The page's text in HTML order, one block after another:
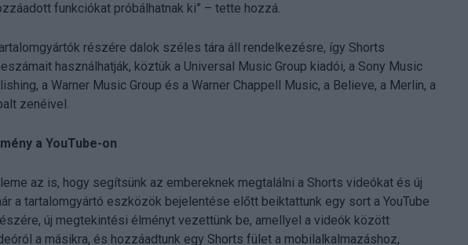
funkciókat próbálhatnak ki” – tette hozzá.
részére dalok széles tára áll rendelkezésre, így Shorts
használhatják, köztük a Universal Music Group kiadói, a Sony Music
a Warner Music Group és a Warner Chappell Music, a Believe, a Merlin, a
zenéivel.
a YouTube-on
az is, hogy segítsünk az embereknek megtalálni a Shorts videókat és új
a tartalomgyártó eszközök bejelentése előtt beiktattunk egy sort a YouTube
új megtekintési élményt vezettünk be, amellyel a videók között
a másikra, és hozzáadtunk egy Shorts fület a mobilalkalmazáshoz,